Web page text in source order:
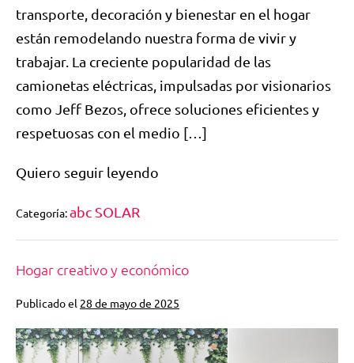
transporte, decoración y bienestar en el hogar
están remodelando nuestra forma de vivir y
trabajar. La creciente popularidad de las
camionetas eléctricas, impulsadas por visionarios
como Jeff Bezos, ofrece soluciones eficientes y
respetuosas con el medio […]
Quiero seguir leyendo
Categoría:abc SOLAR
Hogar creativo y económico
Publicado el 28 de mayo de 2025